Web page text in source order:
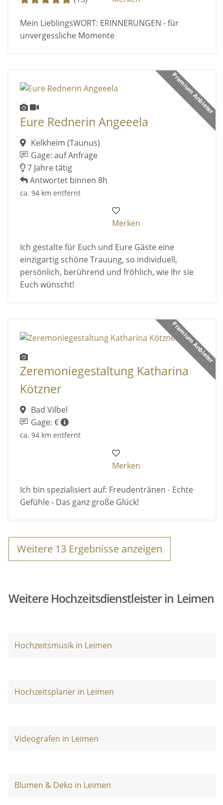
Mein LieblingsWORT: ERINNERUNGEN - für
unvergessliche Momente
Premium Anbieter
Eure Rednerin Angeeela
Kelkheim (Taunus)
Gage: auf Anfrage
7 Jahre tätig
Antwortet binnen 8h
ca. 94 km entfernt
Merken
Ich gestalte für Euch und Eure Gäste eine
einzigartig schöne Trauung, so individuell,
persönlich, berührend und fröhlich, wie Ihr sie
Euch wünscht!
Premium Anbieter
Zeremoniegestaltung Katharina
Kötzner
Bad Vilbel
Gage: €
ca. 94 km entfernt
Merken
Ich bin spezialisiert auf: Freudentränen - Echte
Gefühle - Das ganz große Glück!
Weitere 13 Ergebnisse anzeigen
Weitere Hochzeitsdienstleister in Leimen
Hochzeitsmusik in Leimen
Hochzeitsplaner in Leimen
Videografen in Leimen
Blumen & Deko in Leimen